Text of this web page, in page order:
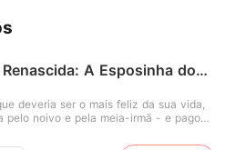
A Esposinha do
deveria ser o mais feliz da sua vida,
pelo noivo e pela meia-irmã - e pagou
ela. De volta, com a memória intacta